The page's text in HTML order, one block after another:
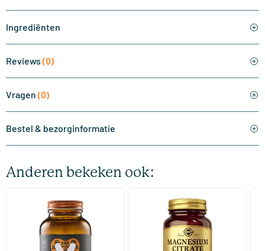
Ingrediënten
Reviews (0)
Vragen (0)
Bestel & bezorginformatie
Anderen bekeken ook:
(510)
Super Magnesium
60/​120 tabletten
(287)
Magnesium Citrate
(Magnesium Citraat)
60/​120 tabletten